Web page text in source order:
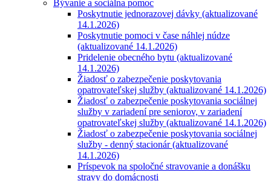
Bývanie a sociálna pomoc
Poskytnutie jednorazovej dávky (aktualizované
14.1.2026)
Poskytnutie pomoci v čase náhlej núdze
(aktualizované 14.1.2026)
Pridelenie obecného bytu (aktualizované
14.1.2026)
Žiadosť o zabezpečenie poskytovania
opatrovateľskej služby (aktualizované 14.1.2026)
Žiadosť o zabezpečenie poskytovania sociálnej
služby v zariadení pre seniorov, v zariadení
opatrovateľskej služby (aktualizované 14.1.2026)
Žiadosť o zabezpečenie poskytovania sociálnej
služby - denný stacionár (aktualizované
14.1.2026)
Príspevok na spoločné stravovanie a donášku
stravy do domácnosti